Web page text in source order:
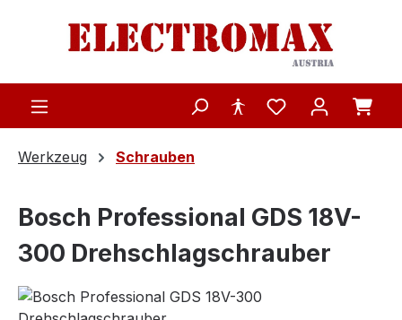
Zum Hauptinhalt springen
Werkzeug Schrauben
Bosch Professional GDS 18V-
300 Drehschlagschrauber
Bildergalerie überspringen